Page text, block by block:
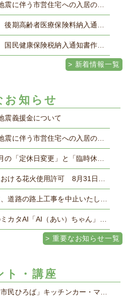
新着情報一覧
お知らせ
震義援金について
重要なお知らせ一覧
ト・講座